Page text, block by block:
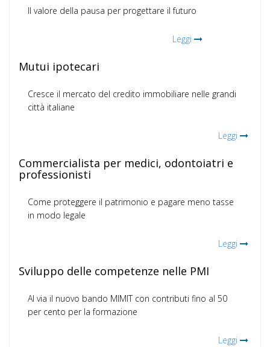
Il valore della pausa per progettare il futuro
Leggi
Mutui ipotecari
Cresce il mercato del credito immobiliare nelle grandi
città italiane
Leggi
Commercialista per medici, odontoiatri e
professionisti
Come proteggere il patrimonio e pagare meno tasse
in modo legale
Leggi
Sviluppo delle competenze nelle PMI
Al via il nuovo bando MIMIT con contributi fino al 50
per cento per la formazione
Leggi